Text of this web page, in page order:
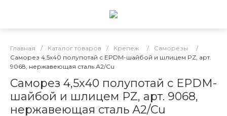
Главная / Каталог товаров / Крепеж / Саморезы
/
Саморез 4,5х40 полупотай с EPDM-шайбой и шлицем PZ, арт.
9068, нержавеющая сталь А2/Cu
Саморез 4,5х40 полупотай с EPDM-
шайбой и шлицем PZ, арт. 9068,
нержавеющая сталь А2/Cu